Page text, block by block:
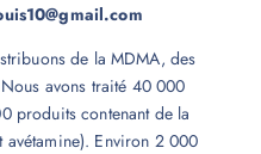
de la MDMA, des
avons traité 40 000
produits contenant de la
Environ 2 000